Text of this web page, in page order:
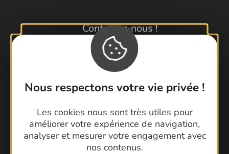
Nous respectons votre vie privée !
Les cookies nous sont très utiles pour
améliorer votre expérience de navigation,
analyser et mesurer votre engagement avec
nos contenus.
Contactez-nous !
Foire aux questions
Brochures
Cartoguides et Topoguides
Latitude Gard